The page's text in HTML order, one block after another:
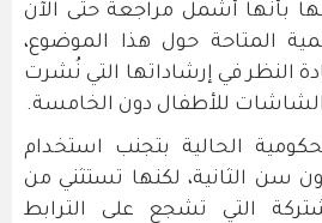
بأنها أشمل مراجعة حتى الآن
المتاحة حول هذا الموضوع،
النظر في إرشاداتها التي نُشرت
للأطفال دون الخامسة.
الحالية بتجنب استخدام
سن الثانية، لكنها تستثني من
التي تشجع على الترابط